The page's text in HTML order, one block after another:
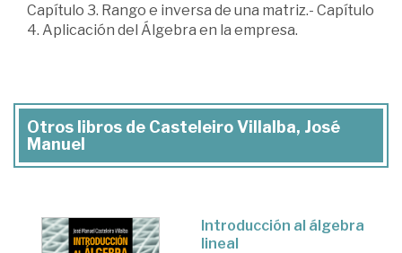
Capítulo 3. Rango e inversa de una matriz.- Capítulo
4. Aplicación del Álgebra en la empresa.
Otros libros de Casteleiro Villalba, José
Manuel
Introducción al álgebra
lineal